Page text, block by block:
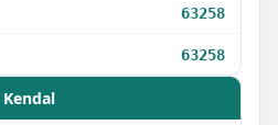
63258
63258
Kendal